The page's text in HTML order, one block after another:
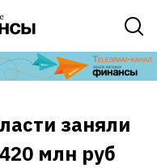
заняли
млн руб